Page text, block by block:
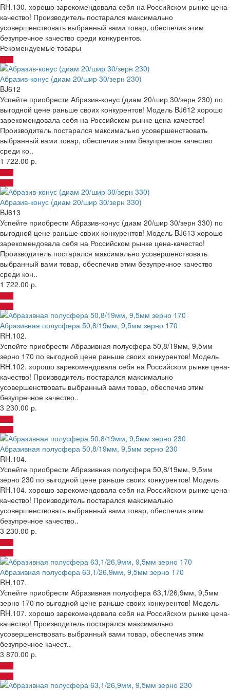
RH.130. хорошо зарекомендовала себя на Российском рынке цена-
качество! Производитель постарался максимально
усовершенствовать выбранный вами товар, обеспечив этим
безупречное качество среди конкурентов.
Рекомендуемые товары
Абразив-конус (диам 20/шир 30/зерн 230)
BJ612
Успейте приобрести Абразив-конус (диам 20/шир 30/зерн 230) по
выгодной цене раньше своих конкурентов! Модель BJ612 хорошо
зарекомендовала себя на Российском рынке цена-качество!
Производитель постарался максимально усовершенствовать
выбранный вами товар, обеспечив этим безупречное качество
среди ко..
1 722.00 р.
Абразив-конус (диам 20/шир 30/зерн 330)
BJ613
Успейте приобрести Абразив-конус (диам 20/шир 30/зерн 330) по
выгодной цене раньше своих конкурентов! Модель BJ613 хорошо
зарекомендовала себя на Российском рынке цена-качество!
Производитель постарался максимально усовершенствовать
выбранный вами товар, обеспечив этим безупречное качество
среди кон..
1 722.00 р.
Абразивная полусфера 50,8/19мм, 9,5мм зерно 170
RH.102.
Успейте приобрести Абразивная полусфера 50,8/19мм, 9,5мм
зерно 170 по выгодной цене раньше своих конкурентов! Модель
RH.102. хорошо зарекомендовала себя на Российском рынке цена-
качество! Производитель постарался максимально
усовершенствовать выбранный вами товар, обеспечив этим
безупречное качество..
3 230.00 р.
Абразивная полусфера 50,8/19мм, 9,5мм зерно 230
RH.104.
Успейте приобрести Абразивная полусфера 50,8/19мм, 9,5мм
зерно 230 по выгодной цене раньше своих конкурентов! Модель
RH.104. хорошо зарекомендовала себя на Российском рынке цена-
качество! Производитель постарался максимально
усовершенствовать выбранный вами товар, обеспечив этим
безупречное качество..
3 230.00 р.
Абразивная полусфера 63,1/26,9мм, 9,5мм зерно 170
RH.107.
Успейте приобрести Абразивная полусфера 63,1/26,9мм, 9,5мм
зерно 170 по выгодной цене раньше своих конкурентов! Модель
RH.107. хорошо зарекомендовала себя на Российском рынке цена-
качество! Производитель постарался максимально
усовершенствовать выбранный вами товар, обеспечив этим
безупречное качест..
3 870.00 р.